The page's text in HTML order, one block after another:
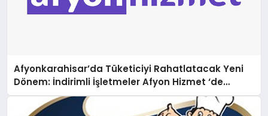
Afyonkarahisar’da Tüketiciyi Rahatlatacak Yeni
Dönem: İndirimli İşletmeler Afyon Hizmet ‘de
buluşuyor